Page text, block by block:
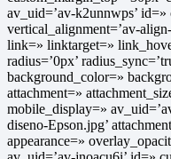
av_uid=’av-k2unnwps’
vertical_alignment=’av-
link=» linktarget=»
radius=’0px’
background_color=»
attachment=»
mobile_display=»
diseno-Epson.jpg’
appearance=»